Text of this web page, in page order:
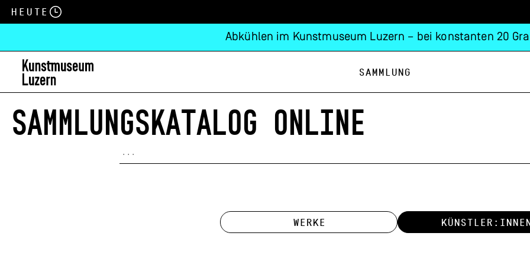
Heute
Abkühlen im Kunstmuseum Luzern – bei konstanten 20
Sammlung
SAMMLUNGSKATALOG ONLINE
WERKE